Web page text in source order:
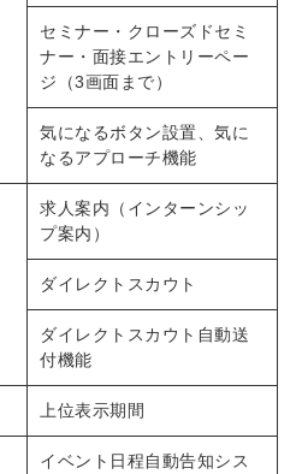
セミナー・クローズドセミ
ナー・面接エントリーペー
ジ（3画面まで）
気になるボタン設置、気に
なるアプローチ機能
求人案内（インターンシッ
プ案内）
ダイレクトスカウト
ダイレクトスカウト自動送
付機能
上位表示期間
イベント日程自動告知シス
他サービスIDで登録
みんなの採用部があなたの許可なく投稿すること
はありません